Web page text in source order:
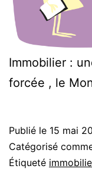
Immobilier :
forcée , le
Publié le 15 mai
Catégorisé
Étiqueté